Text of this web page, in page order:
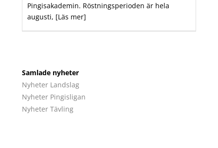
Pingisakademin. Röstningsperioden är hela
augusti, [Läs mer]
Samlade nyheter
Nyheter Landslag
Nyheter Pingisligan
Nyheter Tävling